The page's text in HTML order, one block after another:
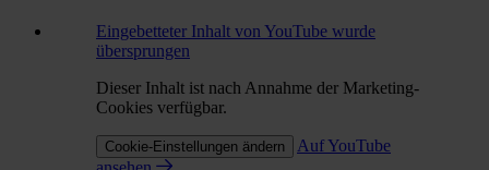
Eingebetteter Inhalt von YouTube wurde
übersprungen
Dieser Inhalt ist nach Annahme der Marketing-
Cookies verfügbar.
Cookie-Einstellungen ändern
Auf YouTube